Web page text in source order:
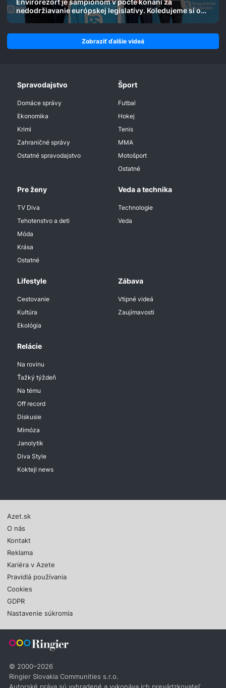
Envirorezort je šampiónom v počte konaní za
nedodržiavanie európskej legislatívy. Koledujeme si o
ďalšie, varuje Michal Wiezik
Zobraziť ďalšie videá
Spravodajstvo
Domáce správy
Ekonomika
Krimi
Zahraničné správy
Ostatné spravodajstvo
Šport
Futbal
Hokej
Tenis
MMA
Motošport
Ostatné
Pre ženy
TV Diva
Tehotenstvo a deti
Móda
Krása
Ostatné
Veda a technika
Technologie
Veda
Lifestyle
Cestovanie
Kultúra
Ekológia
Zábava
Vtipné videá
Zaujímavosti
Relácie
Na rovinu
Ťažký týždeň
Na tému
Off record
Diskusie
Mimóza
Janolytik
Diva Style
Koktejl news
Azet.sk
O nás
Kontakt
Reklama
Kariéra v Azete
Pravidlá používania
Cookies
GDPR
Nastavenie súkromia
© 2000–2026
Ringier Slovakia Communities s.r.o.